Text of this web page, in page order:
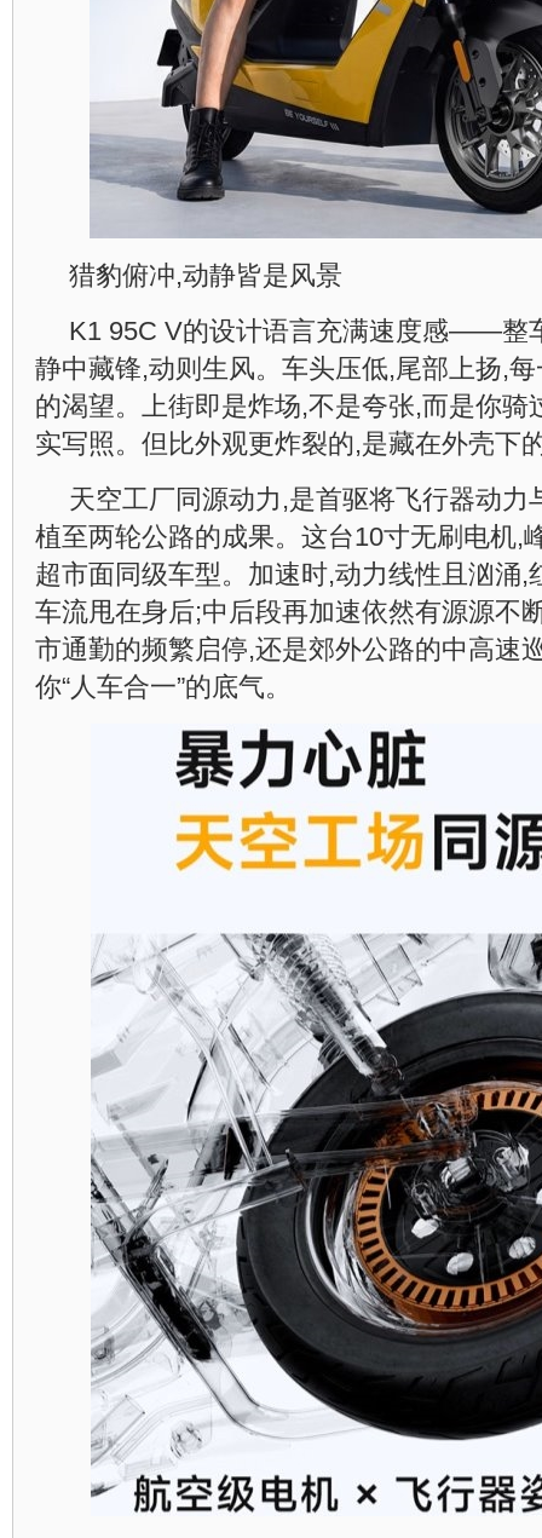
猎豹俯冲,动静皆是风景
K1 95C V的设计语言充满速度感——整
静中藏锋,动则生风。车头压低,尾部上扬,
的渴望。上街即是炸场,不是夸张,而是你骑
实写照。但比外观更炸裂的,是藏在外壳下
天空工厂同源动力,是首驱将飞行器动力
植至两轮公路的成果。这台10寸无刷电机,
超市面同级车型。加速时,动力线性且汹涌,
车流甩在身后;中后段再加速依然有源源不
市通勤的频繁启停,还是郊外公路的中高速
你“人车合一”的底气。